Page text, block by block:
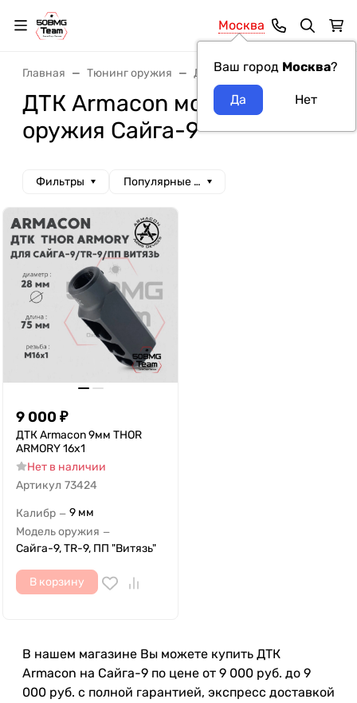
Москва
Ваш город Москва?
Главная Тюнинг оружия ДТК и Банки ДТК Armacon
ДТК Armacon модель
оружия Сайга-9
Фильтры Популярные сначала
9 000 ₽
ДТК Armacon 9мм THOR
ARMORY 16x1
Нет в наличии
Артикул 73424
Калибр — 9 мм
Модель оружия —
Сайга-9, TR-9, ПП "Витязь"
В корзину
В нашем магазине Вы можете купить ДТК
Armacon на Сайга-9 по цене от 9 000 руб. до 9
000 руб. с полной гарантией, экспресс доставкой